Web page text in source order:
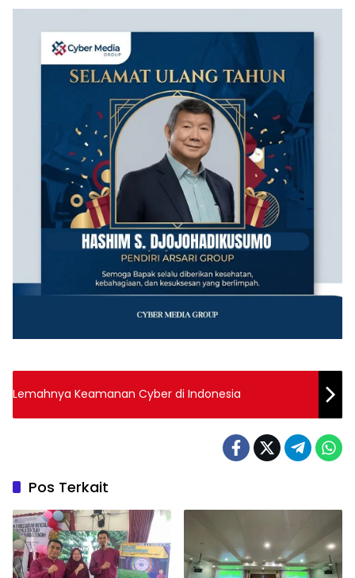
Lemahnya Keamanan Cyber di Indonesia
Pos Terkait